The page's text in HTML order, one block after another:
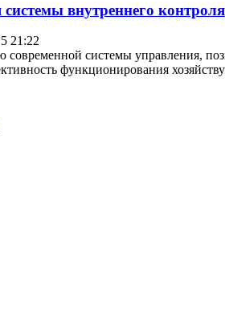
внутреннего контроля
21:22
современной системы управления,
функционирования